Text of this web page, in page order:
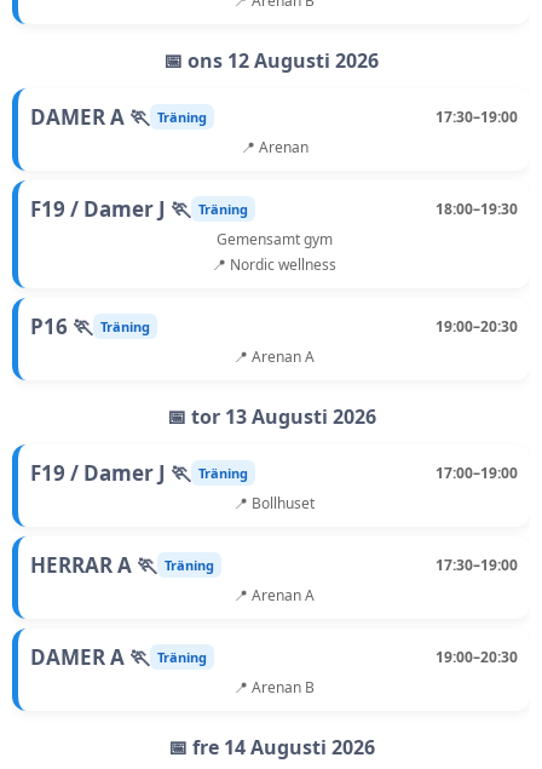
📅 ons 12 Augusti 2026
DAMER A 🏃 Träning
17:30–19:00
📍 Arenan
F19 / Damer J 🏃 Träning
18:00–19:30
Gemensamt gym
📍 Nordic wellness
P16 🏃 Träning
19:00–20:30
📍 Arenan A
📅 tor 13 Augusti 2026
F19 / Damer J 🏃 Träning
17:00–19:00
📍 Bollhuset
HERRAR A 🏃 Träning
17:30–19:00
📍 Arenan A
DAMER A 🏃 Träning
19:00–20:30
📍 Arenan B
📅 fre 14 Augusti 2026